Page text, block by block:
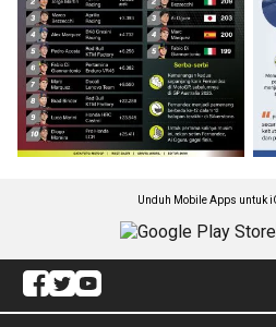
Unduh Mobile Apps untuk